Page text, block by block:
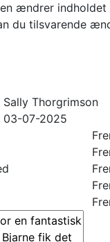
ændrer indholdet
du tilsvarende
Sally Thorgrimson
03-07-2025